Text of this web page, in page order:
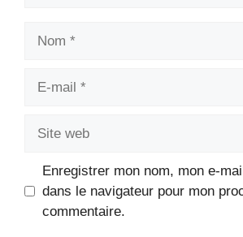
Enregistrer mon nom, mon e-
dans le navigateur pour mon
commentaire.